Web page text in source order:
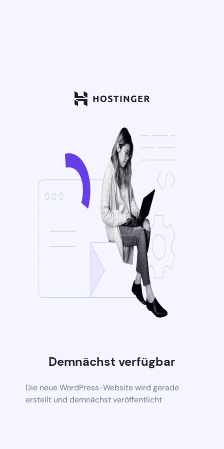
Demnächst verfügbar
Die neue WordPress-Website wird gerade
erstellt und demnächst veröffentlicht